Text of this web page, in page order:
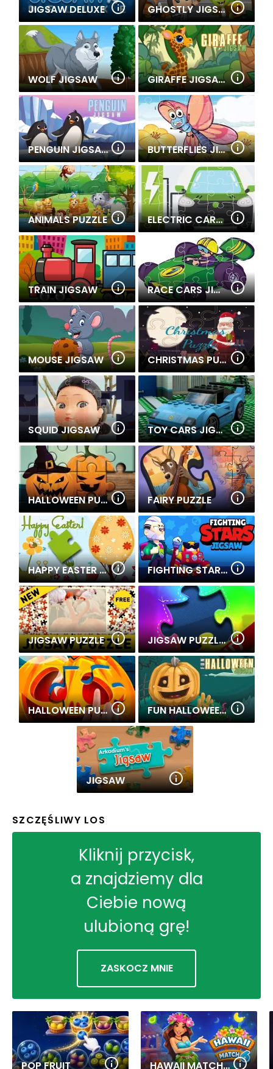
JIGSAW DELUXE GHOSTLY JIGSAW
WOLF JIGSAW GIRAFFE JIGSAW
PENGUIN JIGSAW BUTTERFLIES JIGSAW
ANIMALS PUZZLE ELECTRIC CARS JIGSAW
TRAIN JIGSAW RACE CARS JIGSAW
MOUSE JIGSAW CHRISTMAS PUZZLE
SQUID JIGSAW TOY CARS JIGSAW
HALLOWEEN PUZZLE FAIRY PUZZLE
HAPPY EASTER PUZZLE FIGHTING STARS JIGSAW
JIGSAW PUZZLE JIGSAW PUZZLE EPIC
HALLOWEEN PUZZLE GAME FUN HALLOWEEN JIGSAW
JIGSAW
SZCZĘŚLIWY LOS
Kliknij przycisk,
a znajdziemy dla
Ciebie nową
ulubioną grę!
ZASKOCZ MNIE
POP FRUIT HAWAII MATCH 6